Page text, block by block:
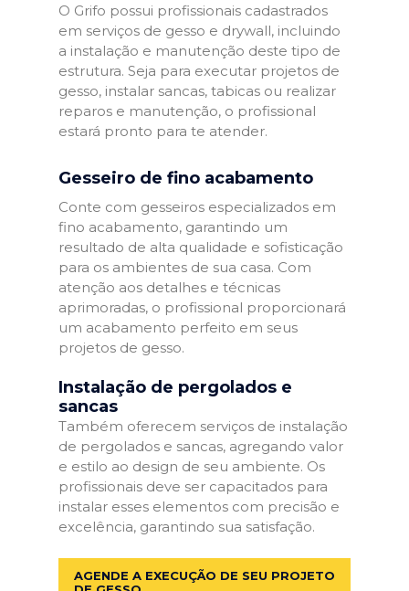
O Grifo possui profissionais cadastrados
em serviços de gesso e drywall, incluindo
a instalação e manutenção deste tipo de
estrutura. Seja para executar projetos de
gesso, instalar sancas, tabicas ou realizar
reparos e manutenção, o profissional
estará pronto para te atender.
Gesseiro de fino acabamento
Conte com gesseiros especializados em
fino acabamento, garantindo um
resultado de alta qualidade e sofisticação
para os ambientes de sua casa. Com
atenção aos detalhes e técnicas
aprimoradas, o profissional proporcionará
um acabamento perfeito em seus
projetos de gesso.
Instalação de pergolados e
sancas
Também oferecem serviços de instalação
de pergolados e sancas, agregando valor
e estilo ao design de seu ambiente. Os
profissionais deve ser capacitados para
instalar esses elementos com precisão e
excelência, garantindo sua satisfação.
AGENDE A EXECUÇÃO DE SEU PROJETO